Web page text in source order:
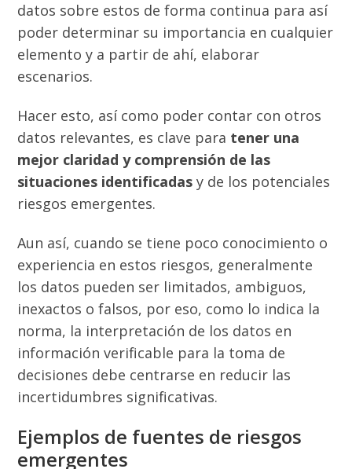
datos sobre estos de forma continua para así
poder determinar su importancia en cualquier
elemento y a partir de ahí, elaborar
escenarios.
Hacer esto, así como poder contar con otros
datos relevantes, es clave para tener una
mejor claridad y comprensión de las
situaciones identificadas y de los potenciales
riesgos emergentes.
Aun así, cuando se tiene poco conocimiento o
experiencia en estos riesgos, generalmente
los datos pueden ser limitados, ambiguos,
inexactos o falsos, por eso, como lo indica la
norma, la interpretación de los datos en
información verificable para la toma de
decisiones debe centrarse en reducir las
incertidumbres significativas.
Ejemplos de fuentes de riesgos
emergentes